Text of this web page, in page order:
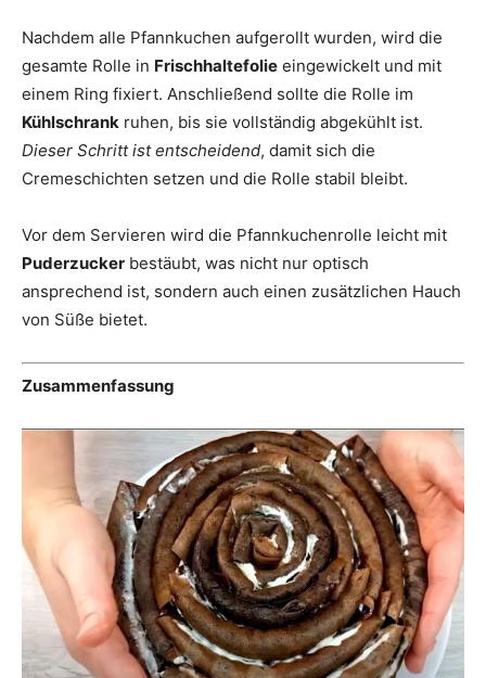
Nachdem alle Pfannkuchen aufgerollt wurden, wird die
gesamte Rolle in Frischhaltefolie eingewickelt und mit
einem Ring fixiert. Anschließend sollte die Rolle im
Kühlschrank ruhen, bis sie vollständig abgekühlt ist.
Dieser Schritt ist entscheidend, damit sich die
Cremeschichten setzen und die Rolle stabil bleibt.
Vor dem Servieren wird die Pfannkuchenrolle leicht mit
Puderzucker bestäubt, was nicht nur optisch
ansprechend ist, sondern auch einen zusätzlichen Hauch
von Süße bietet.
Zusammenfassung